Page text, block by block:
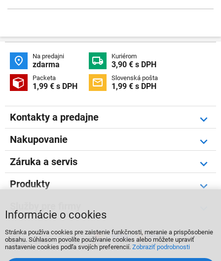
 Na predajni
zdarma  Kuriérom
3,90 € s DPH
 Packeta
1,99 € s DPH  Slovenská pošta
1,99 € s DPH
Kontakty a predajne
Nakupovanie
Záruka a servis
Produkty
  
Informácie o cookies
Stránka používa cookies pre zaistenie funkčnosti, meranie a prispôsobenie
obsahu. Súhlasom povolíte používanie cookies alebo môžete upraviť
nastavenie cookies podľa svojích preferencií. Zobraziť podrobnosti